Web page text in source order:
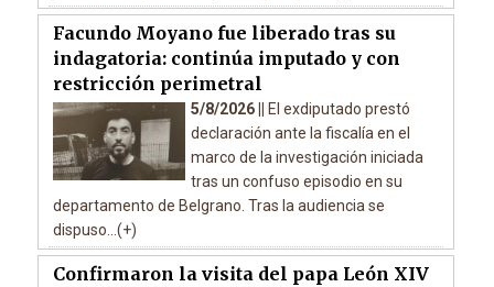
Facundo Moyano fue liberado tras su
indagatoria: continúa imputado y con
restricción perimetral
5/8/2026 ||
El exdiputado prestó
declaración ante la fiscalía en el
marco de la investigación iniciada
tras un confuso episodio en su
departamento de Belgrano. Tras la audiencia se
dispuso...(+)
Confirmaron la visita del papa León XIV